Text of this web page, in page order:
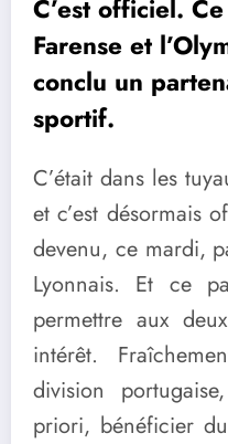
C’est officiel.
Farense et
conclu un
sportif.
C’était dans les
et c’est désormais
devenu, ce mardi,
Lyonnais. Et ce
permettre aux
intérêt.
division
priori, bénéficier